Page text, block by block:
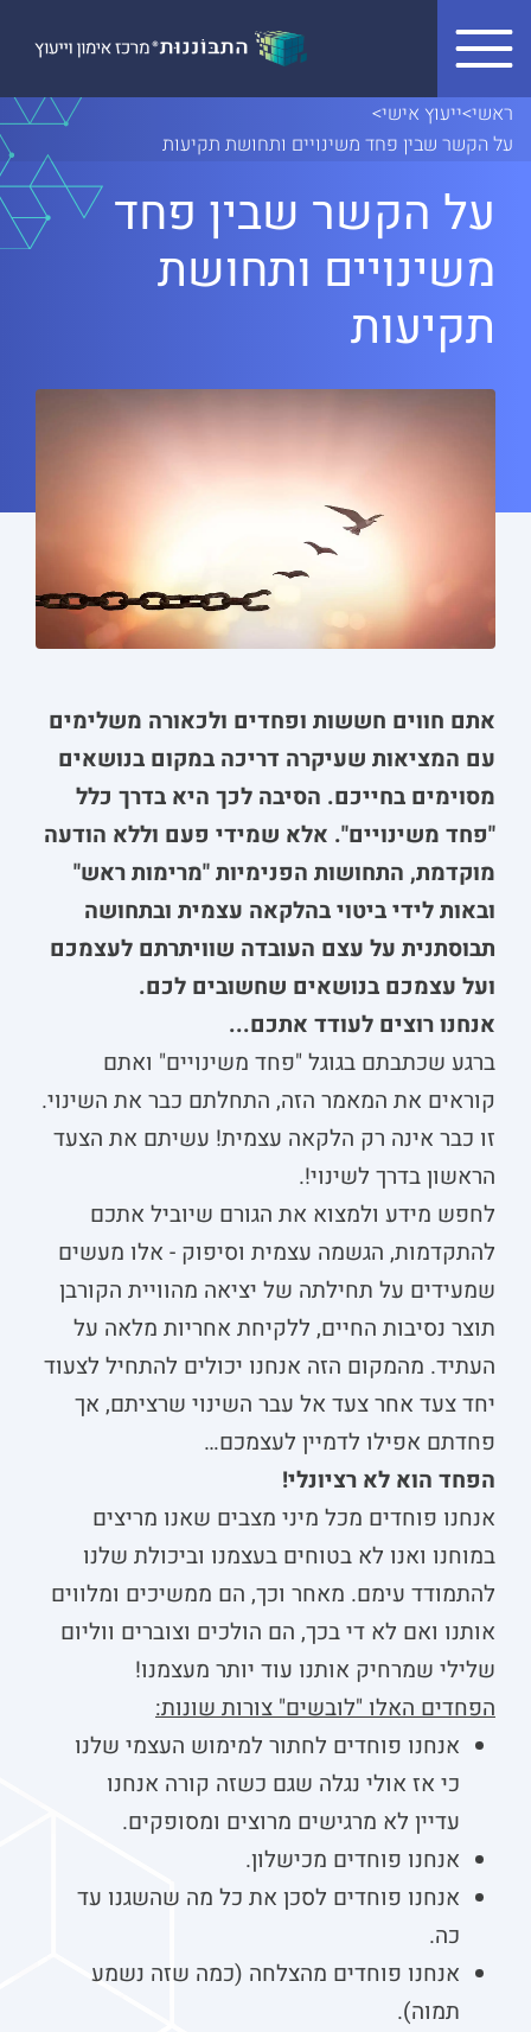
ראשי>ייעוץ אישי>
על הקשר שבין פחד משינויים ותחושת תקיעות
על הקשר שבין פחד
משינויים ותחושת
תקיעות
אתם חווים חששות ופחדים ולכאורה משלימים
עם המציאות שעיקרה דריכה במקום בנושאים
מסוימים בחייכם. הסיבה לכך היא בדרך כלל
"פחד משינויים". אלא שמידי פעם וללא הודעה
מוקדמת, התחושות הפנימיות "מרימות ראש"
ובאות לידי ביטוי בהלקאה עצמית ובתחושה
תבוסתנית על עצם העובדה שוויתרתם לעצמכם
ועל עצמכם בנושאים שחשובים לכם.
אנחנו רוצים לעודד אתכם...
ברגע שכתבתם בגוגל "פחד משינויים" ואתם
קוראים את המאמר הזה, התחלתם כבר את השינוי.
זו כבר אינה רק הלקאה עצמית! עשיתם את הצעד
הראשון בדרך לשינוי!.
לחפש מידע ולמצוא את הגורם שיוביל אתכם
להתקדמות, הגשמה עצמית וסיפוק - אלו מעשים
שמעידים על תחילתה של יציאה מהוויית הקורבן
תוצר נסיבות החיים, ללקיחת אחריות מלאה על
העתיד. מהמקום הזה אנחנו יכולים להתחיל לצעוד
יחד צעד אחר צעד אל עבר השינוי שרציתם, אך
פחדתם אפילו לדמיין לעצמכם…
הפחד הוא לא רציונלי!
אנחנו פוחדים מכל מיני מצבים שאנו מריצים
במוחנו ואנו לא בטוחים בעצמנו וביכולת שלנו
להתמודד עימם. מאחר וכך, הם ממשיכים ומלווים
אותנו ואם לא די בכך, הם הולכים וצוברים ווליום
שלילי שמרחיק אותנו עוד יותר מעצמנו!
הפחדים האלו "לובשים" צורות שונות:
אנחנו פוחדים לחתור למימוש העצמי שלנו
כי אז אולי נגלה שגם כשזה קורה אנחנו
עדיין לא מרגישים מרוצים ומסופקים.
אנחנו פוחדים מכישלון.
אנחנו פוחדים לסכן את כל מה שהשגנו עד
כה.
אנחנו פוחדים מהצלחה (כמה שזה נשמע
תמוה).